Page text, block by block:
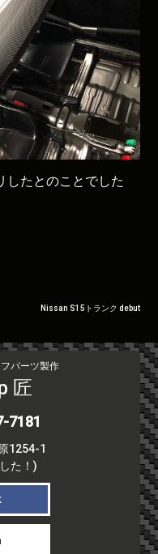
したとのことでした
Nissan S15トランク debut
パーツ製作
匠
7181
1254-1
た！)